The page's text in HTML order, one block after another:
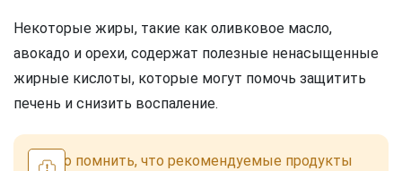
Некоторые жиры, такие как оливковое масло,
авокадо и орехи, содержат полезные ненасыщенные
жирные кислоты, которые могут помочь защитить
печень и снизить воспаление.
Важно помнить, что рекомендуемые продукты